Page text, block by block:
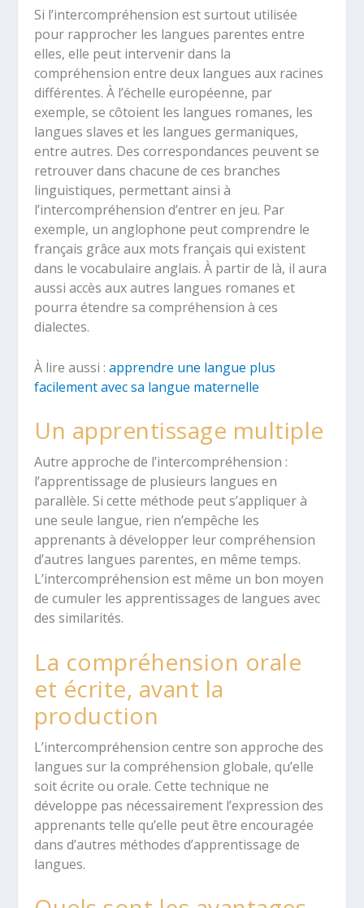
Si l’intercompréhension est surtout utilisée
pour rapprocher les langues parentes entre
elles, elle peut intervenir dans la
compréhension entre deux langues aux racines
différentes. À l’échelle européenne, par
exemple, se côtoient les langues romanes, les
langues slaves et les langues germaniques,
entre autres. Des correspondances peuvent se
retrouver dans chacune de ces branches
linguistiques, permettant ainsi à
l’intercompréhension d’entrer en jeu. Par
exemple, un anglophone peut comprendre le
français grâce aux mots français qui existent
dans le vocabulaire anglais. À partir de là, il aura
aussi accès aux autres langues romanes et
pourra étendre sa compréhension à ces
dialectes.
À lire aussi :apprendre une langue plus
facilement avec sa langue maternelle
Un apprentissage multiple
Autre approche de l’intercompréhension :
l’apprentissage de plusieurs langues en
parallèle. Si cette méthode peut s’appliquer à
une seule langue, rien n’empêche les
apprenants à développer leur compréhension
d’autres langues parentes, en même temps.
L’intercompréhension est même un bon moyen
de cumuler les apprentissages de langues avec
des similarités.
La compréhension orale
et écrite, avant la
production
L’intercompréhension centre son approche des
langues sur la compréhension globale, qu’elle
soit écrite ou orale. Cette technique ne
développe pas nécessairement l’expression des
apprenants telle qu’elle peut être encouragée
dans d’autres méthodes d’apprentissage de
langues.